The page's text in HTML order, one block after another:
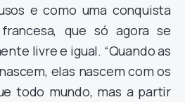
e como uma conquista
que só agora se
livre e igual. “Quando as
elas nascem com os
todo mundo, mas a partir